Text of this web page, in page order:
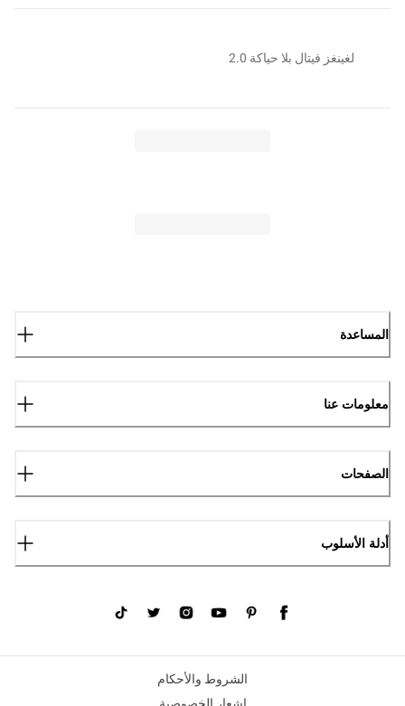
لغينغز فيتال بلا حياكة 2.0
المساعدة
معلومات عنا
الصفحات
أدلة الأسلوب
الشروط والأحكام